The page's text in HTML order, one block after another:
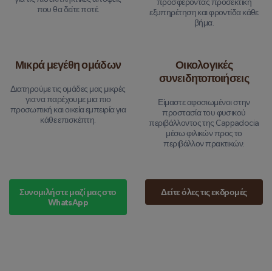
που θα δείτε ποτέ.
προσφέροντας προσεκτική
εξυπηρέτηση και φροντίδα κάθε
βήμα.
Μικρά μεγέθη ομάδων
Διατηρούμε τις ομάδες μας μικρές
για να παρέχουμε μια πιο
προσωπική και οικεία εμπειρία για
κάθε επισκέπτη.
Οικολογικές
συνειδητοποιήσεις
Είμαστε αφοσιωμένοι στην
προστασία του φυσικού
περιβάλλοντος της Cappadocia
μέσω φιλικών προς το
περιβάλλον πρακτικών.
Συνομιλήστε μαζί μας στο
WhatsApp
Δείτε όλες τις εκδρομές